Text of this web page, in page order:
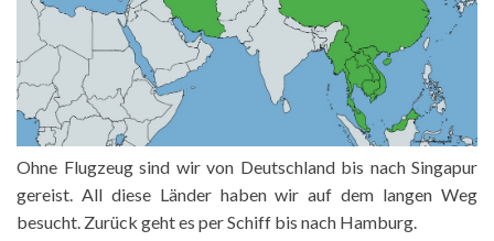
Ohne Flugzeug sind wir von Deutschland bis nach Singapur
gereist. All diese Länder haben wir auf dem langen Weg
besucht. Zurück geht es per Schiff bis nach Hamburg.